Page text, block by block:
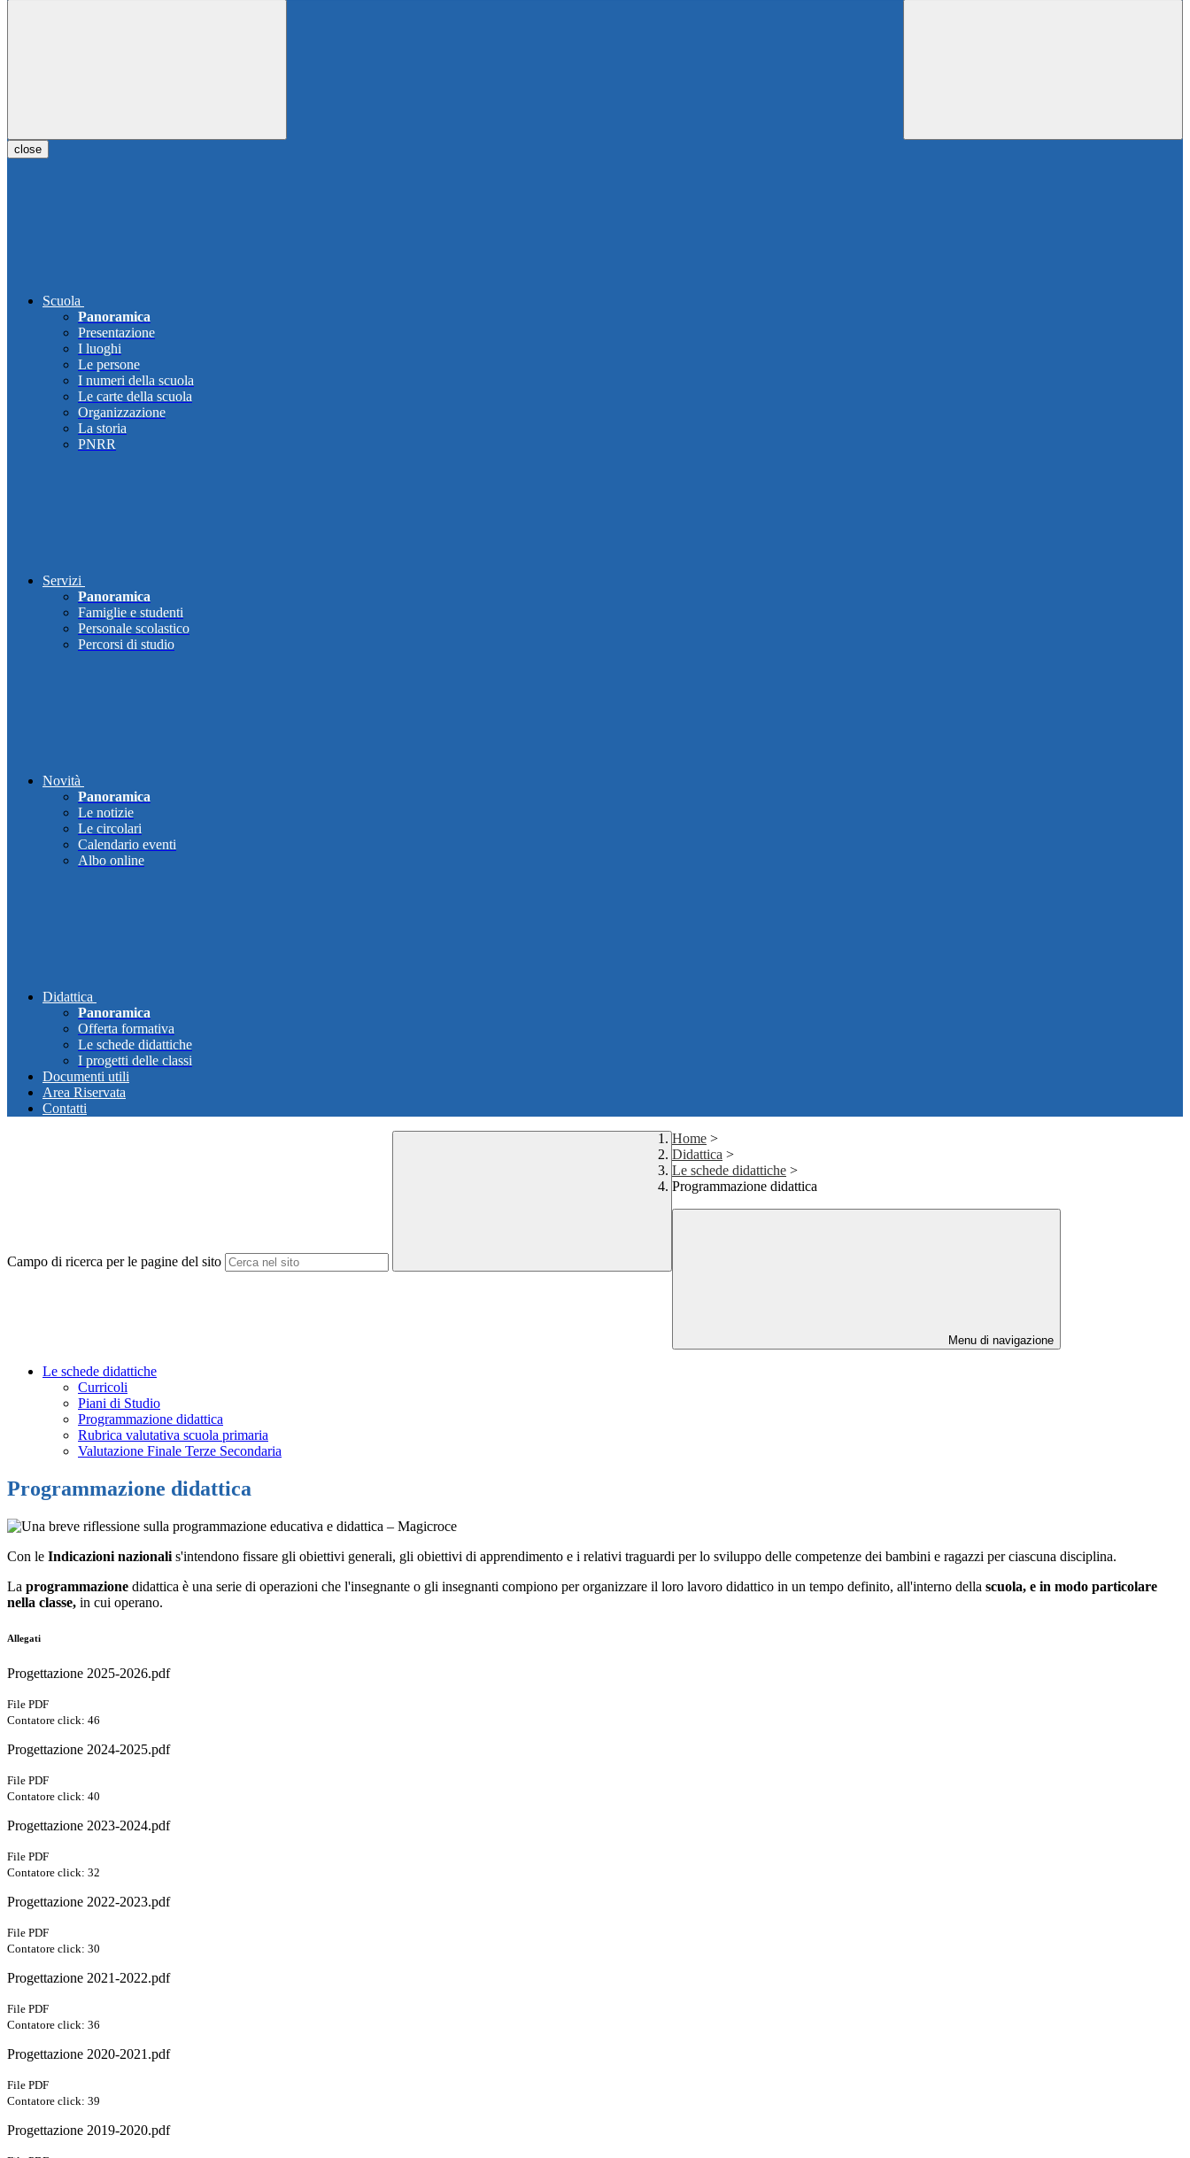
close
Scuola
Panoramica
Presentazione
I luoghi
Le persone
I numeri della scuola
Le carte della scuola
Organizzazione
La storia
PNRR
Servizi
Panoramica
Famiglie e studenti
Personale scolastico
Percorsi di studio
Novità
Panoramica
Le notizie
Le circolari
Calendario eventi
Albo online
Didattica
Panoramica
Offerta formativa
Le schede didattiche
I progetti delle classi
Documenti utili
Area Riservata
Contatti
Campo di ricerca per le pagine del sito
Home >
Didattica >
Le schede didattiche >
Programmazione didattica
Menu di navigazione
Le schede didattiche
Curricoli
Piani di Studio
Programmazione didattica
Rubrica valutativa scuola primaria
Valutazione Finale Terze Secondaria
Programmazione didattica
Con le Indicazioni nazionali s'intendono fissare gli obiettivi generali, gli obiettivi di apprendimento e i relativi traguardi perlo sviluppo delle competenze dei bambini e ragazzi perciascuna disciplina.
La programmazione didattica è una serie di operazioni che l'insegnante o gli insegnanti compiono per organizzare il loro lavoro didattico in un tempo definito, all'interno della scuola, e in modo particolare
nella classe, in cui operano.
Allegati
Progettazione 2025-2026.pdf
File PDF
Contatore click: 46
Progettazione 2024-2025.pdf
File PDF
Contatore click: 40
Progettazione 2023-2024.pdf
File PDF
Contatore click: 32
Progettazione 2022-2023.pdf
File PDF
Contatore click: 30
Progettazione 2021-2022.pdf
File PDF
Contatore click: 36
Progettazione 2020-2021.pdf
File PDF
Contatore click: 39
Progettazione 2019-2020.pdf